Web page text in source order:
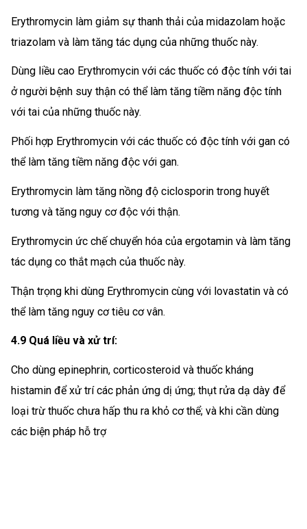
Erythromycin làm giảm sự thanh thải của midazolam hoặc
triazolam và làm tăng tác dụng của những thuốc này.
Dùng liều cao Erythromycin với các thuốc có độc tính với tai
ở người bệnh suy thận có thể làm tăng tiềm năng độc tính
với tai của những thuốc này.
Phối hợp Erythromycin với các thuốc có độc tính với gan có
thể làm tăng tiềm năng độc với gan.
Erythromycin làm tăng nồng độ ciclosporin trong huyết
tương và tăng nguy cơ độc với thận.
Erythromycin ức chế chuyển hóa của ergotamin và làm tăng
tác dụng co thắt mạch của thuốc này.
Thận trọng khi dùng Erythromycin cùng với lovastatin và có
thể làm tăng nguy cơ tiêu cơ vân.
4.9 Quá liều và xử trí:
Cho dùng epinephrin, corticosteroid và thuốc kháng
histamin để xử trí các phản ứng dị ứng; thụt rửa dạ dày để
loại trừ thuốc chưa hấp thu ra khỏ cơ thể; và khi cần dùng
các biện pháp hỗ trợ